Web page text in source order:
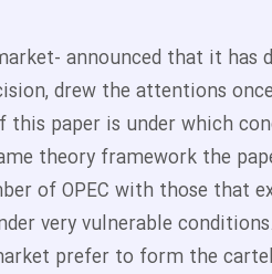
announced that it has
drew the attentions
paper is under which
theory framework the
of OPEC with those that
very vulnerable
prefer to form the